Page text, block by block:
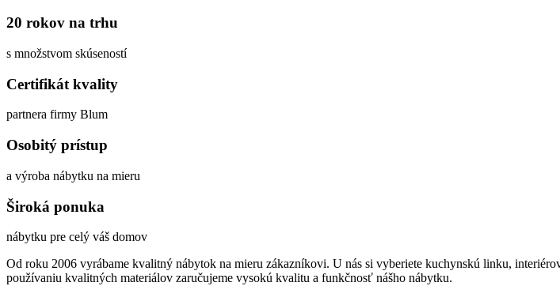
20 rokov na trhu
s množstvom skúseností
Certifikát kvality
partnera firmy Blum
Osobitý prístup
a výroba nábytku na mieru
Široká ponuka
nábytku pre celý váš domov
Od roku 2006 vyrábame kvalitný nábytok na mieru zákazníkovi. U nás si vyberiete kuchynskú linku,
používaniu kvalitných materiálov zaručujeme vysokú kvalitu a funkčnosť nášho nábytku.